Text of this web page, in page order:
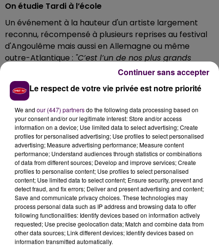
On étudie Tardi à l’école
Un événement à la hauteur d'un artiste largement
reconnu, récompensé à plusieurs reprises au festival
d'Angoulême mais aussi en Allemagne ou même
outre-Atlantique : "C’est l’un de nos plus grands
auteurs français. Son travail est d'ailleurs désormais
étudié dans les écoles"
plus d’une séance dédicace avec le public le
l’Epau, les mots de Tardi seront aussi mis en musique
la veille lors d'un concert-spectacle donné dans la
salle des Saulnières au Mans. Réservation
indispensable.
Détails des animations liées à la venue de Jacques
Tardi au Mans sur le site de lalibrairie Bulle!
Le respect de votre vie privée est notre priorité
We and our (447) partnersdo the following data processing based on
your consent and/or our legitimate interest: Store and/or access
information on a device; Use limited data to select advertising; Create
profiles for personalised advertising; Use profiles to select personalised
advertising; Measure advertising performance; Measure content
performance; Understand audiences through statistics or combinations
of data from different sources; Develop and improve services; Create
profiles to personalise content; Use profiles to select personalised
content; Use limited data to select content; Ensure security, prevent and
detect fraud, and fix errors; Deliver and present advertising and content;
Save and communicate privacy choices. These technologies may
process personal data such as IP address and browsing data to offer
following functionalities: Identify devices based on information actively
requested; Use precise geolocation data; Match and combine data from
other data sources; Link different devices; Identify devices based on
information transmitted automatically.
Continuer sans accepter